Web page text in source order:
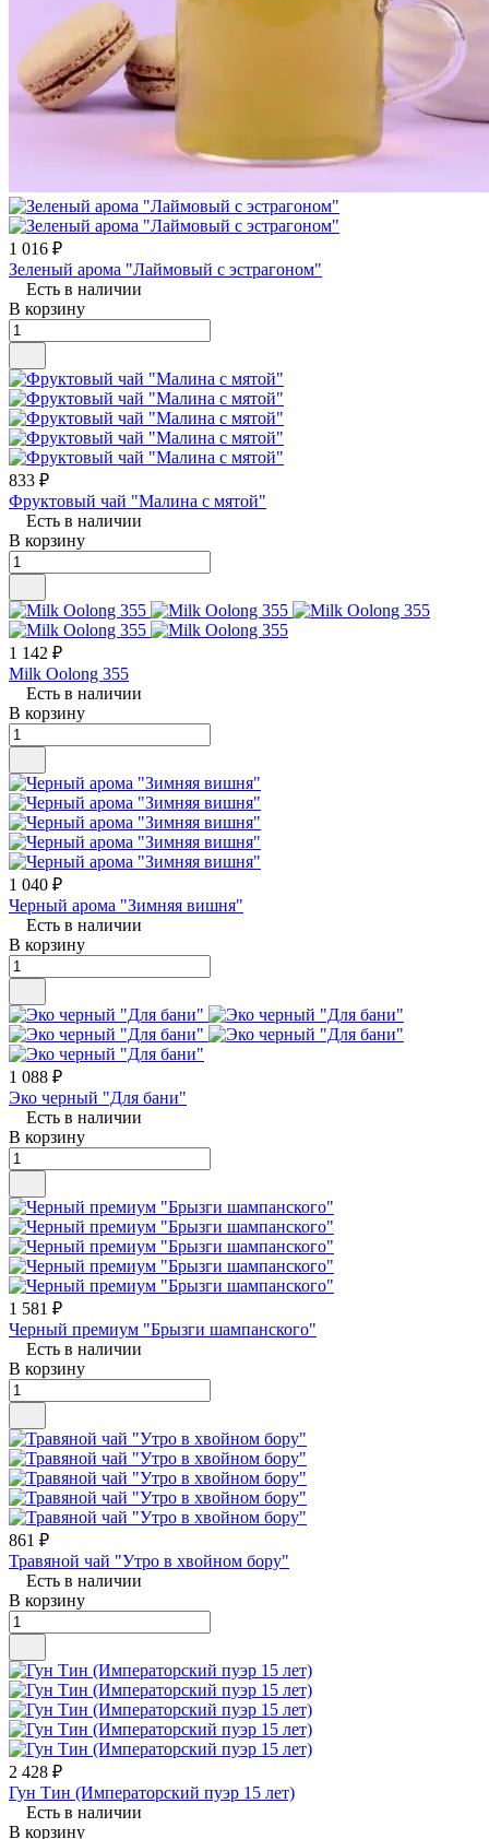
1 016 ₽
Зеленый арома "Лаймовый с эстрагоном"
Есть в наличии
В корзину
833 ₽
Фруктовый чай "Малина с мятой"
Есть в наличии
В корзину
1 142 ₽
Milk Oolong 355
Есть в наличии
В корзину
1 040 ₽
Черный арома "Зимняя вишня"
Есть в наличии
В корзину
1 088 ₽
Эко черный "Для бани"
Есть в наличии
В корзину
1 581 ₽
Черный премиум "Брызги шампанского"
Есть в наличии
В корзину
861 ₽
Травяной чай "Утро в хвойном бору"
Есть в наличии
В корзину
2 428 ₽
Гун Тин (Императорский пуэр 15 лет)
Есть в наличии
В корзину